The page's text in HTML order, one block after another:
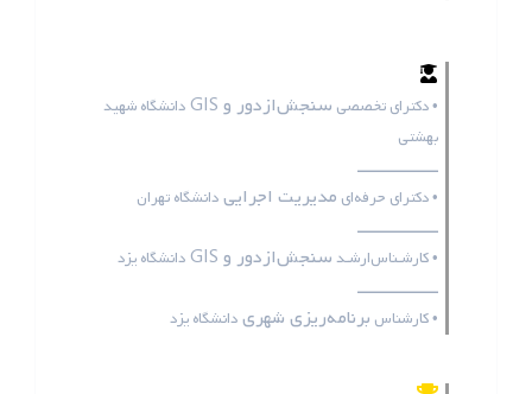
• دکترای تخصصی سنجش‌ازدور و GIS
دانشگاه شهید
بهشتی
ـــــــــــــــــ
• دکترای حرفه‌ای مدیریت اجرایی دانشگاه تهران
ـــــــــــــــــ
• کارشـناس‌ارشـد سنجش‌ازدور و GIS دانشگاه یزد
ـــــــــــــــــ
• کارشناس برنامه‌ریزی شهری دانشگاه یزد